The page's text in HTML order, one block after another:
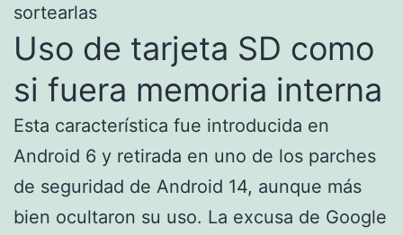
sortearlas
Uso de tarjeta SD como
si fuera memoria interna
Esta característica fue introducida en
Android 6 y retirada en uno de los parches
de seguridad de Android 14, aunque más
bien ocultaron su uso. La excusa de Google